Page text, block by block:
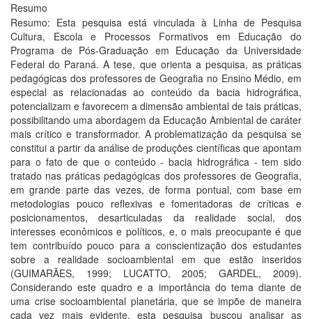
Resumo
Resumo: Esta pesquisa está vinculada à Linha de Pesquisa
Cultura, Escola e Processos Formativos em Educação do
Programa de Pós-Graduação em Educação da Universidade
Federal do Paraná. A tese, que orienta a pesquisa, as práticas
pedagógicas dos professores de Geografia no Ensino Médio, em
especial as relacionadas ao conteúdo da bacia hidrográfica,
potencializam e favorecem a dimensão ambiental de tais práticas,
possibilitando uma abordagem da Educação Ambiental de caráter
mais crítico e transformador. A problematização da pesquisa se
constitui a partir da análise de produções científicas que apontam
para o fato de que o conteúdo - bacia hidrográfica - tem sido
tratado nas práticas pedagógicas dos professores de Geografia,
em grande parte das vezes, de forma pontual, com base em
metodologias pouco reflexivas e fomentadoras de críticas e
posicionamentos, desarticuladas da realidade social, dos
interesses econômicos e políticos, e, o mais preocupante é que
tem contribuído pouco para a conscientização dos estudantes
sobre a realidade socioambiental em que estão inseridos
(GUIMARÃES, 1999; LUCATTO, 2005; GARDEL, 2009).
Considerando este quadro e a importância do tema diante de
uma crise socioambiental planetária, que se impõe de maneira
cada vez mais evidente, esta pesquisa buscou analisar as